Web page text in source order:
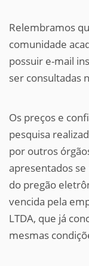
Relembramos
comunidade
possuir e-mail
ser consultadas
Os preços e
pesquisa
por outros
apresentados
do pregão
vencida pela
LTDA, que já
mesmas